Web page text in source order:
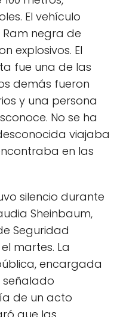
El vehículo
negra de
explosivos. El
fue una de las
demás fueron
y una persona
No se ha
viajaba
en las
silencio durante
Sheinbaum,
Seguridad
martes. La
encargada
señalado
de un acto